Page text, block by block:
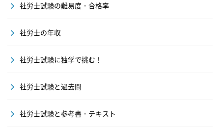
社労士試験の難易度・合格率
社労士の年収
社労士試験に独学で挑む！
社労士試験と過去問
社労士試験と参考書・テキスト